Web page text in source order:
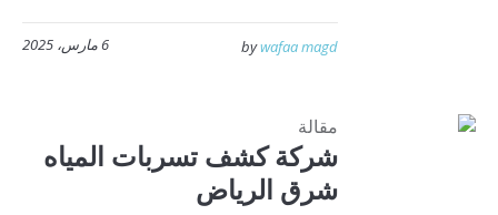
6 مارس، 2025 bywafaa magd
مقالة
شركة كشف تسربات المياه
شرق الرياض